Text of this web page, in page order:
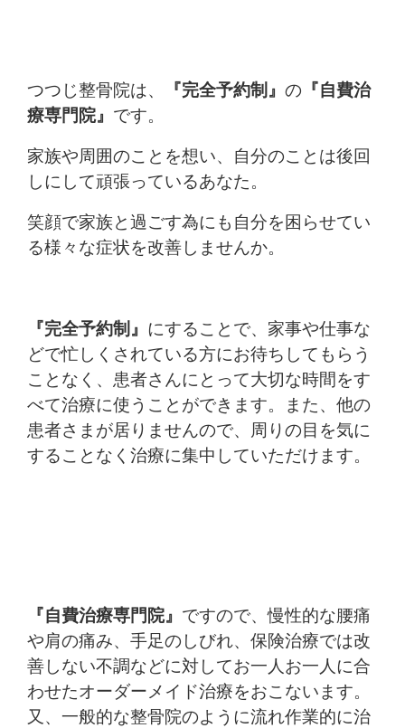
つつじ整骨院は、 『完全予約制』 の 『自費治
療専門院』 です。
家族や周囲のことを想い、自分のことは後回
しにして頑張っているあなた。
笑顔で家族と過ごす為にも自分を困らせてい
る様々な症状を改善しませんか。
『完全予約制』 にすることで、家事や仕事な
どで忙しくされている方にお待ちしてもらう
ことなく、患者さんにとって大切な時間をす
べて治療に使うことができます。また、他の
患者さまが居りませんので、周りの目を気に
することなく治療に集中していただけます。
『自費治療専門院』 ですので、慢性的な腰痛
や肩の痛み、手足のしびれ、保険治療では改
善しない不調などに対してお一人お一人に合
わせたオーダーメイド治療をおこないます。
又、一般的な整骨院のように流れ作業的に治